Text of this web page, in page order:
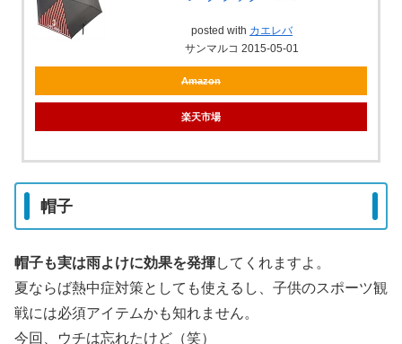
posted with カエレバ
サンマルコ 2015-05-01
Amazon
楽天市場
帽子
帽子も実は雨よけに効果を発揮してくれますよ。
夏ならば熱中症対策としても使えるし、子供のスポーツ観
戦には必須アイテムかも知れません。
今回、ウチは忘れたけど（笑）